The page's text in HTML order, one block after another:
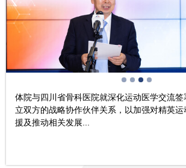
体院与四川省骨科医院就深化运动医学交流
立双方的战略协作伙伴关系，以加强对精英
援及推动相关发展...